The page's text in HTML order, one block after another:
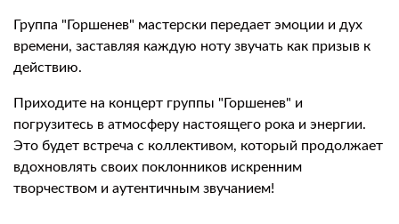
Группа "Горшенев" мастерски передает эмоции и дух
времени, заставляя каждую ноту звучать как призыв к
действию.
Приходите на концерт группы "Горшенев" и
погрузитесь в атмосферу настоящего рока и энергии.
Это будет встреча с коллективом, который продолжает
вдохновлять своих поклонников искренним
творчеством и аутентичным звучанием!